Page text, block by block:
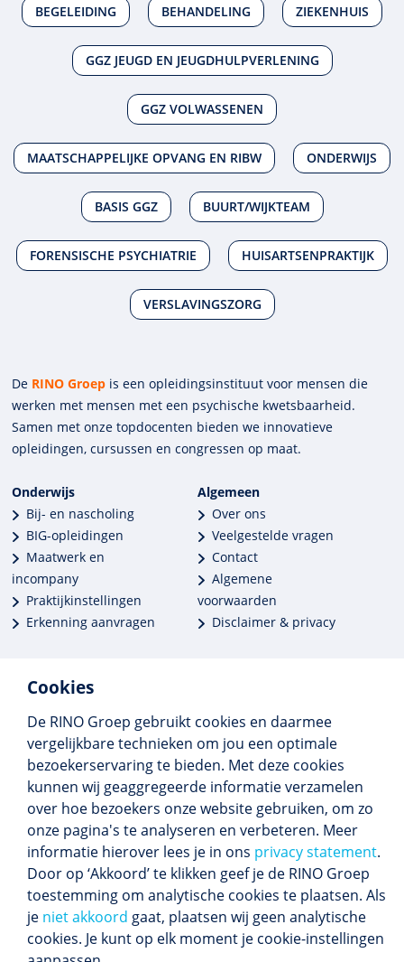
Cookies
De RINO Groep gebruikt cookies en daarmee
vergelijkbare technieken om jou een optimale
bezoekerservaring te bieden. Met deze cookies
kunnen wij geaggregeerde informatie verzamelen
over hoe bezoekers onze website gebruiken, om zo
onze pagina's te analyseren en verbeteren. Meer
informatie hierover lees je in ons privacy statement.
Door op ‘Akkoord’ te klikken geef je de RINO Groep
toestemming om analytische cookies te plaatsen. Als
je niet akkoord gaat, plaatsen wij geen analytische
cookies. Je kunt op elk moment je cookie-instellingen
BEGELEIDING BEHANDELING ZIEKENHUIS
GGZ JEUGD EN JEUGDHULPVERLENING
GGZ VOLWASSENEN
MAATSCHAPPELIJKE OPVANG EN RIBW ONDERWIJS
BASIS GGZ BUURT/WIJKTEAM
FORENSISCHE PSYCHIATRIE HUISARTSENPRAKTIJK
VERSLAVINGSZORG
De RINO Groep is een opleidings­insti­tuut voor mensen die
werken met mensen met een psychische kwets­baar­heid.
Samen met onze top­docenten bieden we innova­tieve
opleidingen, cursussen en congres­sen op maat.
Onderwijs
Bij- en nascholing
BIG-opleidingen
Maatwerk en
incompany
Praktijkinstellingen
Erkenning aanvragen
Algemeen
Over ons
Veelgestelde vragen
Contact
Algemene
voorwaarden
Disclaimer & privacy
Meer dan 250 opleidingen
Alle BIG-opleidingen in huis
Cedeo-erkend en CRKBO-geregistreerd
Gemiddelde beoordeling 8,4
Volg ons
Blijf op de hoogte van het (nieuwe) scholings­
aanbod en ons laatste nieuws.